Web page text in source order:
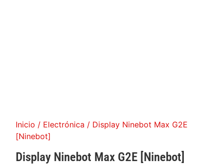
Inicio / Electrónica / Display Ninebot Max G2E
[Ninebot]
Display Ninebot Max G2E [Ninebot]